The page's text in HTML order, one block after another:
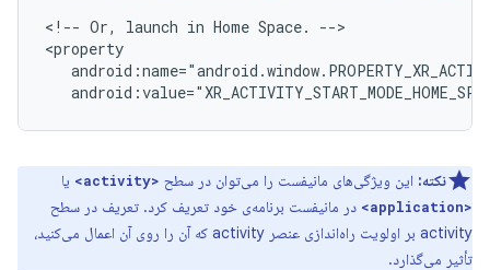
<!-- Or, launch in Home Space.
-->
نکته: این ویژگی‌های مانیفست را می‌توان در سطح <activity> یا
<application>
در مانیفست برنامه‌ی خود تعریف کرد. تعریف در سطح
activity بر اولویت راه‌اندازی عنصر activity که آن را روی آن اعمال می‌کنید،
تأثیر می‌گذارد.